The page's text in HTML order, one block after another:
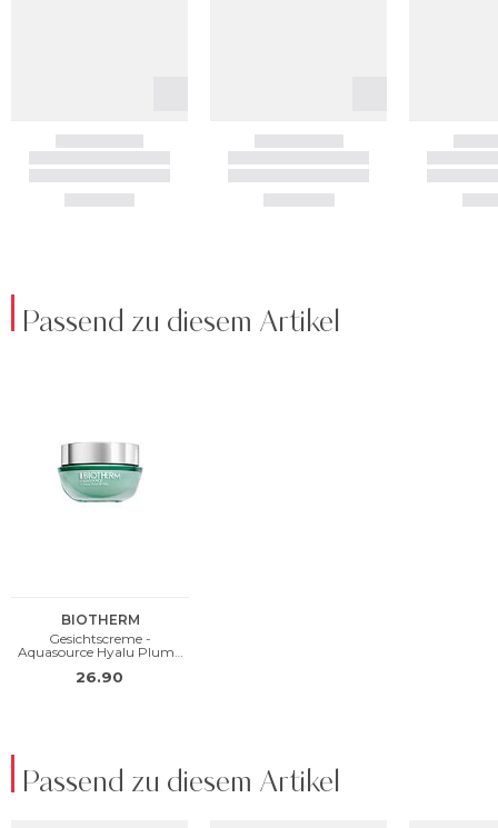
Passend zu diesem Artikel
Passend zu diesem Artikel